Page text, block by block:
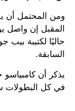
ومن المحتمل أن
المقبل إن واصل
حاليًا لكتيبة بيب
السابقة.
في كل البطولات